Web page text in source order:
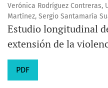
Verónica Rodríguez Contreras,
Martínez, Sergio Santamaría
Estudio longitudinal
extensión de la
PDF